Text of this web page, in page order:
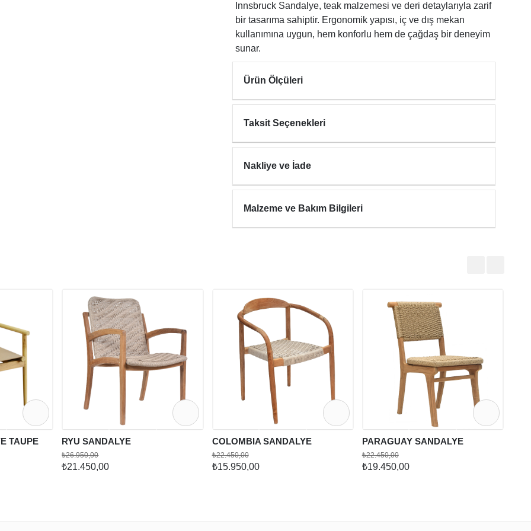
Innsbruck Sandalye, teak malzemesi ve deri detaylarıyla zarif
bir tasarıma sahiptir. Ergonomik yapısı, iç ve dış mekan
kullanımına uygun, hem konforlu hem de çağdaş bir deneyim
sunar.
Ürün Ölçüleri
Taksit Seçenekleri
Nakliye ve İade
Malzeme ve Bakım Bilgileri
TAUPE RYU SANDALYE
₺21.450,00
₺26.950,00
COLOMBIA SANDALYE
₺15.950,00
₺22.450,00
PARAGUAY SANDALYE
₺19.450,00
₺22.450,00